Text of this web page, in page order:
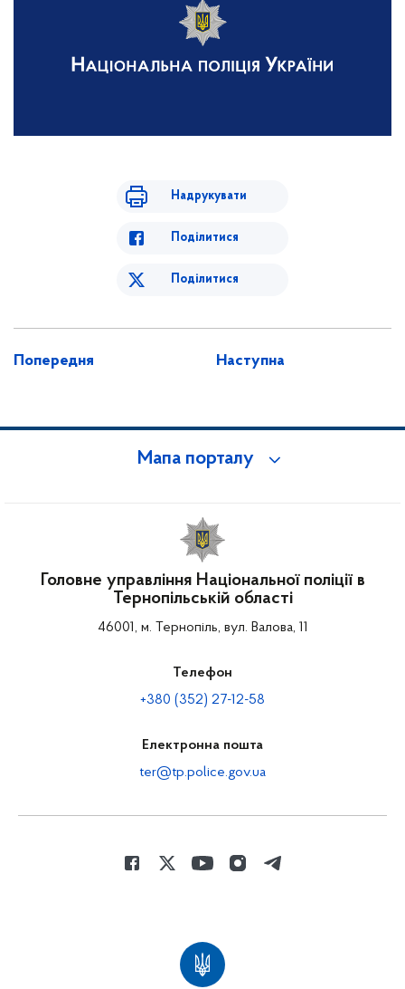
Надрукувати
Поділитися
Поділитися
Попередня Наступна
Мапа порталу
Головне управління Національної поліції в
Тернопільській області
46001, м. Тернопіль, вул. Валова, 11
Телефон
+380 (352) 27-12-58
Електронна пошта
ter@tp.police.gov.ua